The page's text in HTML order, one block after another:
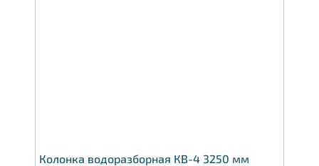
Колонка водоразборная КВ-4 3250 мм